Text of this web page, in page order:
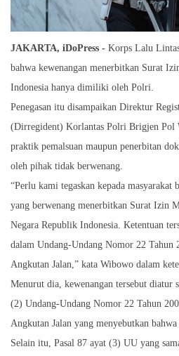
JAKARTA, iDoPress - Korps Lalu
bahwa kewenangan menerbitkan Surat
Indonesia hanya dimiliki oleh Polri.
Penegasan itu disampaikan Direktur
(Dirregident) Korlantas Polri Brigjen Pol
praktik pemalsuan maupun penerbitan
oleh pihak tidak berwenang.
“Perlu kami tegaskan kepada masyarakat
yang berwenang menerbitkan Surat Izin
Negara Republik Indonesia. Ketentuan
dalam Undang-Undang Nomor 22 Tahun
Angkutan Jalan,” kata Wibowo dalam
Menurut dia, kewenangan tersebut diatur
(2) Undang-Undang Nomor 22 Tahun
Angkutan Jalan yang menyebutkan
Selain itu, Pasal 87 ayat (3) UU yang